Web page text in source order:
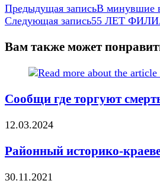
Еще
статьи
Предыдущая записьВ минувшие
Следующая запись55 ЛЕТ
Вам также может
Сообщи где торгуют
12.03.2024
Районный историко-
30.11.2021